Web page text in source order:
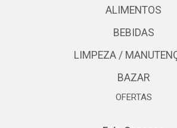
ALIMENTOS
BEBIDAS
LIMPEZA /
BAZAR
OFERTAS